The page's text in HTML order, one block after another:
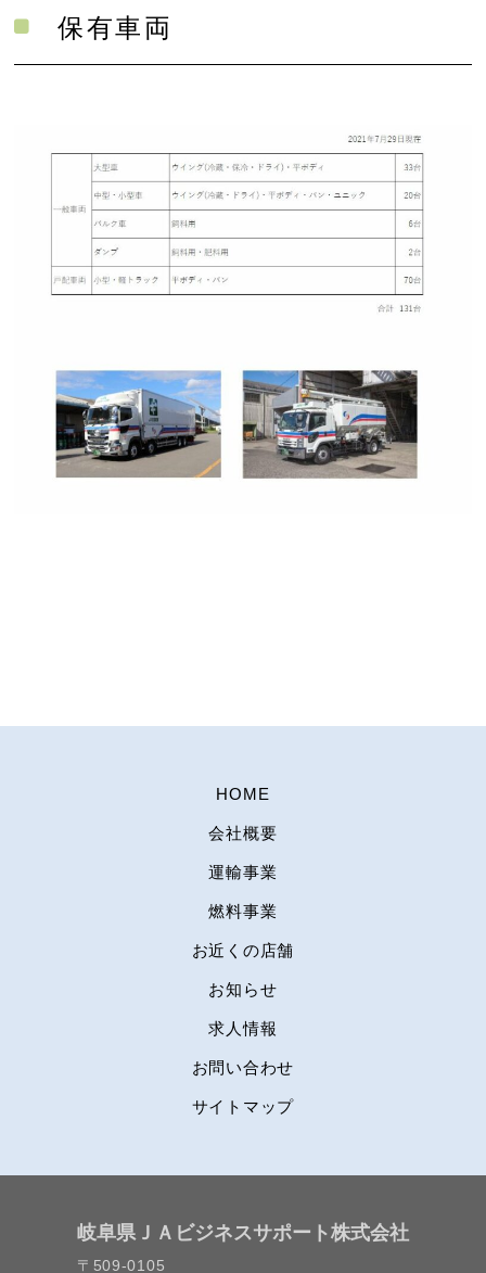
保有車両
HOME
会社概要
運輸事業
燃料事業
お近くの店舗
お知らせ
求人情報
お問い合わせ
サイトマップ
岐阜県ＪＡビジネスサポート株式会社
〒509-0105